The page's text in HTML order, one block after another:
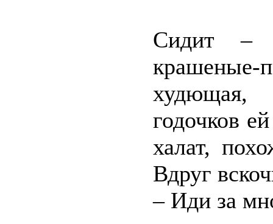
Сидит –
худющая,
годочков
халат,
Вдруг
– Иди за